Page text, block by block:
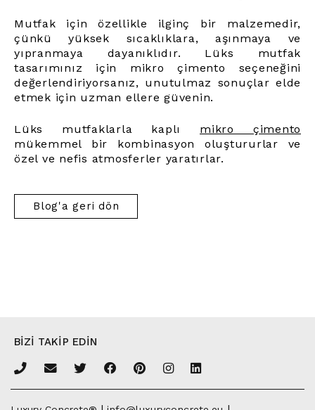
Mutfak için özellikle ilginç bir malzemedir,
çünkü yüksek sıcaklıklara, aşınmaya ve
yıpranmaya dayanıklıdır. Lüks mutfak
tasarımınız için mikro çimento seçeneğini
değerlendiriyorsanız, unutulmaz sonuçlar elde
etmek için uzman ellere güvenin.
Lüks mutfaklarla kaplı
mikro çimento
mükemmel bir kombinasyon oluştururlar ve
özel ve nefis atmosferler yaratırlar.
Blog'a geri dön
BİZİ TAKİP EDİN